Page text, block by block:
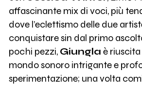
affascinante mix di voci, più
dove l’eclettismo delle due
conquistare sin dal primo
pochi pezzi, Giungla è
mondo sonoro intrigante e
sperimentazione; una volta